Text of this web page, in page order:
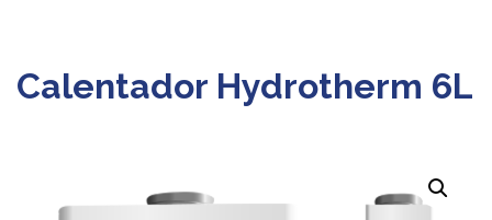
Calentador Hydrotherm 6L